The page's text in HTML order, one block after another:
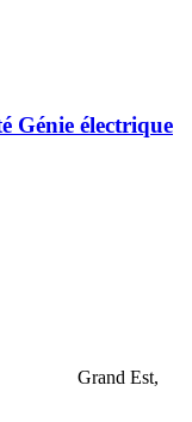
Génie électrique
Grand Est,